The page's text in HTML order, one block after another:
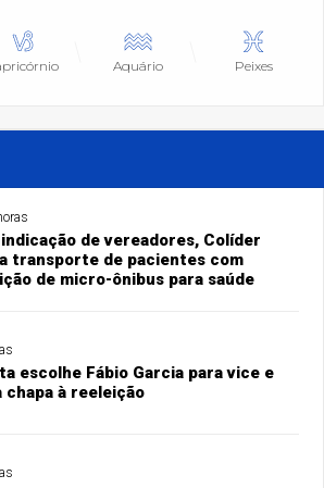
Aquário Peixes
de vereadores, Colíder
transporte de pacientes com
de micro-ônibus para saúde
escolhe Fábio Garcia para vice e
chapa à reeleição